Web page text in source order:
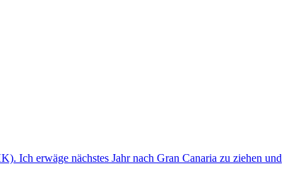
Ich erwäge nächstes Jahr nach Gran Canaria zu ziehen und